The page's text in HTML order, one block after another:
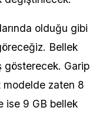
olduğu gibi
Bellek
gösterecek. Garip
zaten 8
ise 9 GB bellek